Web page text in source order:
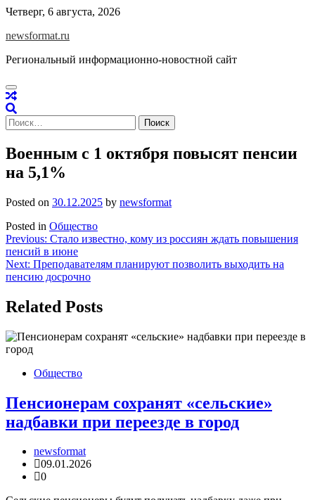
Skip
content
Четверг, 6 августа, 2026
newsformat.ru
Региональный информационно-новостной сайт
Найти:
Военным с 1 октября повысят пенсии
на 5,1%
Posted on 30.12.2025 by newsformat
Posted in Общество
Навигация
по
записям
Previous: Стало известно, кому из россиян ждать повышения
пенсий в июне
Next: Преподавателям планируют позволить выходить на
пенсию досрочно
Related Posts
Общество
Пенсионерам сохранят «сельские»
надбавки при переезде в город
newsformat
09.01.2026
0